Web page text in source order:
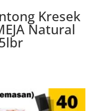
Kresek
Natural